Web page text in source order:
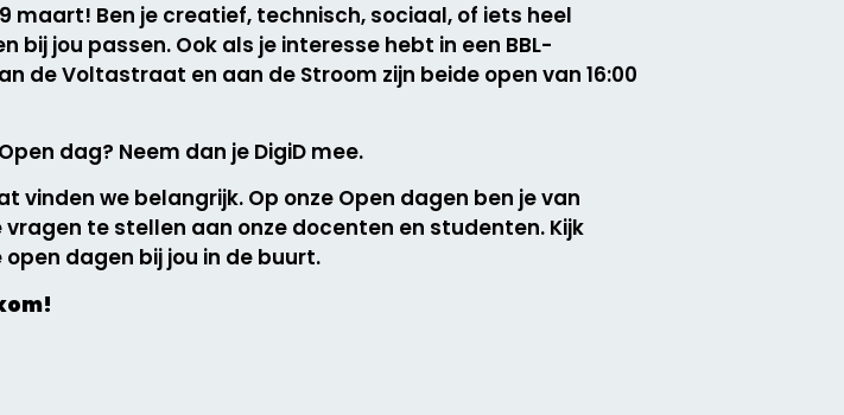
maart! Ben je creatief, technisch, sociaal, of iets heel
jou passen. Ook als je interesse hebt in een BBL-
de Voltastraat en aan de Stroom zijn beide open van 16:00
dag? Neem dan je DigiD mee.
vinden we belangrijk. Op onze Open dagen ben je van
te stellen aan onze docenten en studenten. Kijk
dagen bij jou in de buurt.